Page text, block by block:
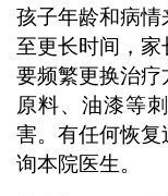
孩子年龄和病
至更长时间，
要频繁更换治疗
原料、油漆等
害。有任何恢
询本院医生。